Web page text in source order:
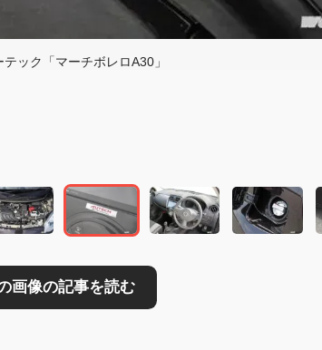
テック「マーチボレロA30」